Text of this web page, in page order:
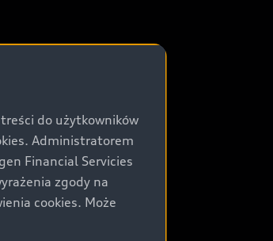
do użytkowników
Administratorem
Financial Servicies
zgody na
cookies. Może